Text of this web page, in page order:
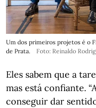
Um dos primeiros projetos é o
de Prata.
Foto: Reinaldo
Eles sabem que a
mas está confiante.
conseguir dar